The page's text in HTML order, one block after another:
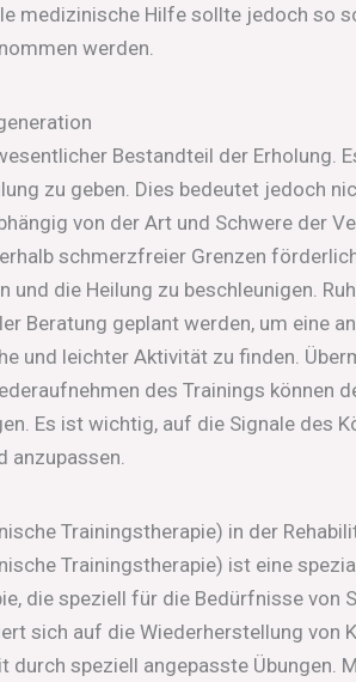
medizinische Hilfe sollte jedoch so
werden.
Bestandteil der Erholung.
zu geben. Dies bedeutet jedoch
von der Art und Schwere der
schmerzfreier Grenzen
und die Heilung zu beschleunigen.
Beratung geplant werden, um eine
und leichter Aktivität zu finden.
des Trainings können
Es ist wichtig, auf die Signale des
anzupassen.
Trainingstherapie) in der
Trainingstherapie) ist eine
die speziell für die Bedürfnisse von
sich auf die Wiederherstellung von
durch speziell angepasste Übungen.